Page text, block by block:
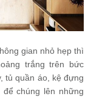
gian nhỏ hẹp thì
trắng trên bức
tủ quần áo, kệ đựng
chúng lên những